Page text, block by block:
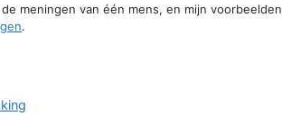
meningen van één mens, en mijn voorbeelden
.